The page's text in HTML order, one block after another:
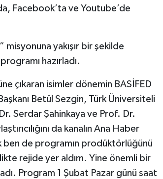
Facebook’ta ve Youtube’de
misyonuna yakışır bir şekilde
hazırladı.
çıkaran isimler dönemin BASİFED
Betül Sezgin, Türk Üniversiteli
Serdar Şahinkaya ve Prof. Dr.
da kanalın Ana Haber
ben de programın prodüktörlüğünü
rejide yer aldım. Yine önemli bir
Program 1 Şubat Pazar günü saat